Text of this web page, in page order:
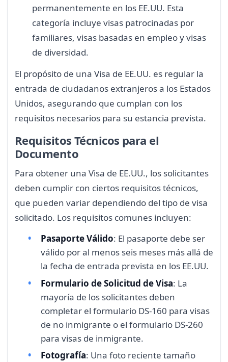
permanentemente en los EE.UU. Esta
categoría incluye visas patrocinadas por
familiares, visas basadas en empleo y visas
de diversidad.
El propósito de una Visa de EE.UU. es regular la
entrada de ciudadanos extranjeros a los Estados
Unidos, asegurando que cumplan con los
requisitos necesarios para su estancia prevista.
Requisitos Técnicos para el
Documento
Para obtener una Visa de EE.UU., los solicitantes
deben cumplir con ciertos requisitos técnicos,
que pueden variar dependiendo del tipo de visa
solicitado. Los requisitos comunes incluyen:
Pasaporte Válido: El pasaporte debe ser
válido por al menos seis meses más allá de
la fecha de entrada prevista en los EE.UU.
Formulario de Solicitud de Visa: La
mayoría de los solicitantes deben
completar el formulario DS-160 para visas
de no inmigrante o el formulario DS-260
para visas de inmigrante.
Fotografía: Una foto reciente tamaño